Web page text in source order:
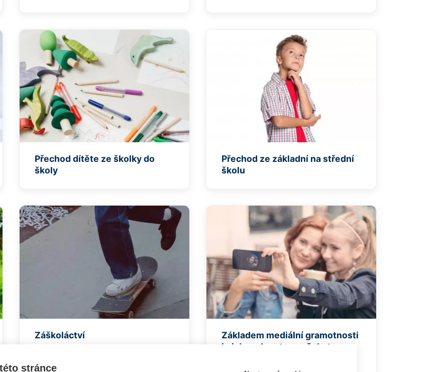
Přechod dítěte ze školky do
školy
Přechod ze základní na střední
školu
Záškoláctví
Základem mediální gramotnosti
je i dovednost nespěchat a
stránce